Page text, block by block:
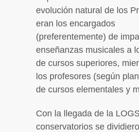
evolución natural de los
eran los encargados
(preferentemente) de
enseñanzas musicales a
de cursos superiores,
los profesores (según
de cursos elementales y
Con la llegada de la
conservatorios se